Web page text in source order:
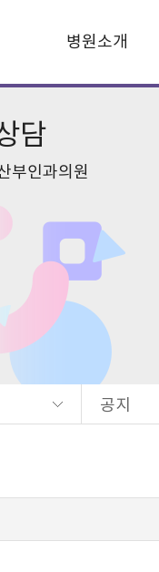
병원소개
공지/온라인
담
부인과의원
공지